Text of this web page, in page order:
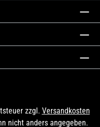
zzgl. Versandkosten
nicht anders angegeben.